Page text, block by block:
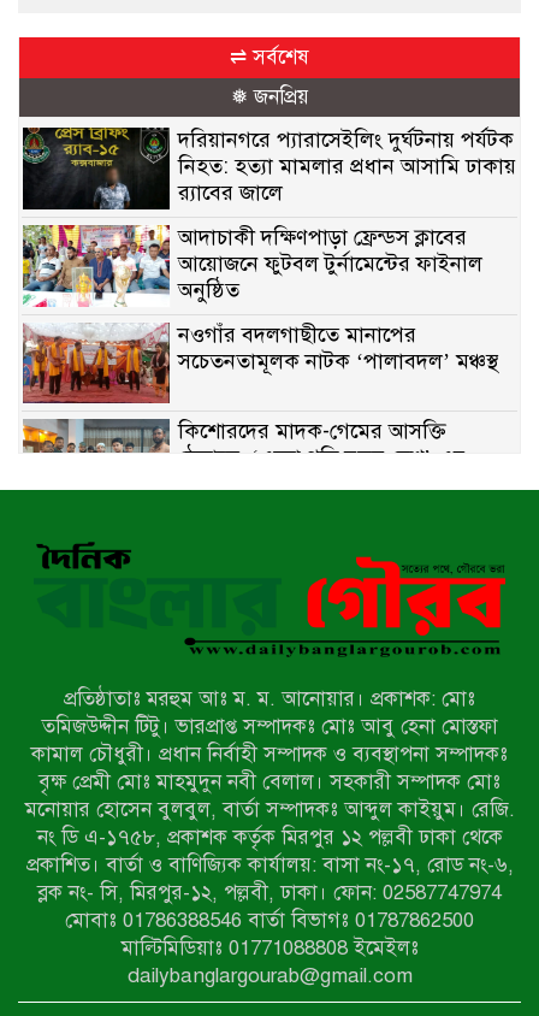
⇌ সর্বশেষ
❅ জনপ্রিয়
দরিয়ানগরে প্যারাসেইলিং দুর্ঘটনায় পর্যটক
নিহত: হত্যা মামলার প্রধান আসামি ঢাকায়
র‌্যাবের জালে
আদাচাকী দক্ষিণপাড়া ফ্রেন্ডস ক্লাবের
আয়োজনে ফুটবল টুর্নামেন্টের ফাইনাল
অনুষ্ঠিত
নওগাঁর বদলগাছীতে মানাপের
সচেতনতামূলক নাটক ‘পালাবদল’ মঞ্চস্থ
কিশোরদের মাদক-গেমের আসক্তি
ঠেকাতে, ‘এসো গড়ি নতুন দেশ’-এর
ফুটবল বিতরণ
নন্দীগ্রামে সরকারি খাস জমির রাস্তা দখল,
চলাচলে চরম দুর্ভোগ; ইউএনওর হস্তক্ষেপ
নাটোরের পাটুলে পানিতে ডুবে নন্দীগ্রামের
স্কুলছাত্রের মর্মান্তিক মৃত্যু
সেনাবাহিনীর চাকরি হারিয়ে ভুয়া ডিবি
পুলিশ পরিচয়ে চাঁদাবাজি, গণপিটুনির পর
কারাগারে প্রতারক।
বাঘার সাহিন সরকারের তিন ক্যাটাগরিতে
প্রথম স্থান অর্জন; সংস্কৃতি অঙ্গনেও রয়েছে
তাঁর বহুমুখী প্রতিভা!
প্রতিষ্ঠাতাঃ মরহুম আঃ ম. ম. আনোয়ার। প্রকাশক: মোঃ
তমিজউদ্দীন টিটু। ভারপ্রাপ্ত সম্পাদকঃ মোঃ আবু হেনা মোস্তফা
কামাল চৌধুরী। প্রধান নির্বাহী সম্পাদক ও ব্যবস্থাপনা সম্পাদকঃ
বৃক্ষ প্রেমী মোঃ মাহমুদুন নবী বেলাল। সহকারী সম্পাদক মোঃ
মনোয়ার হোসেন বুলবুল, বার্তা সম্পাদকঃ আব্দুল কাইয়ুম। রেজি.
নং ডি এ-১৭৫৮, প্রকাশক কর্তৃক মিরপুর ১২ পল্লবী ঢাকা থেকে
প্রকাশিত। বার্তা ও বাণিজ্যিক কার্যালয়: বাসা নং-১৭, রোড নং-৬,
ব্লক নং- সি, মিরপুর-১২, পল্লবী, ঢাকা। ফোন: 02587747974
মোবাঃ 01786388546 বার্তা বিভাগঃ 01787862500
মাল্টিমিডিয়াঃ 01771088808 ইমেইলঃ
dailybanglargourab@gmail.com